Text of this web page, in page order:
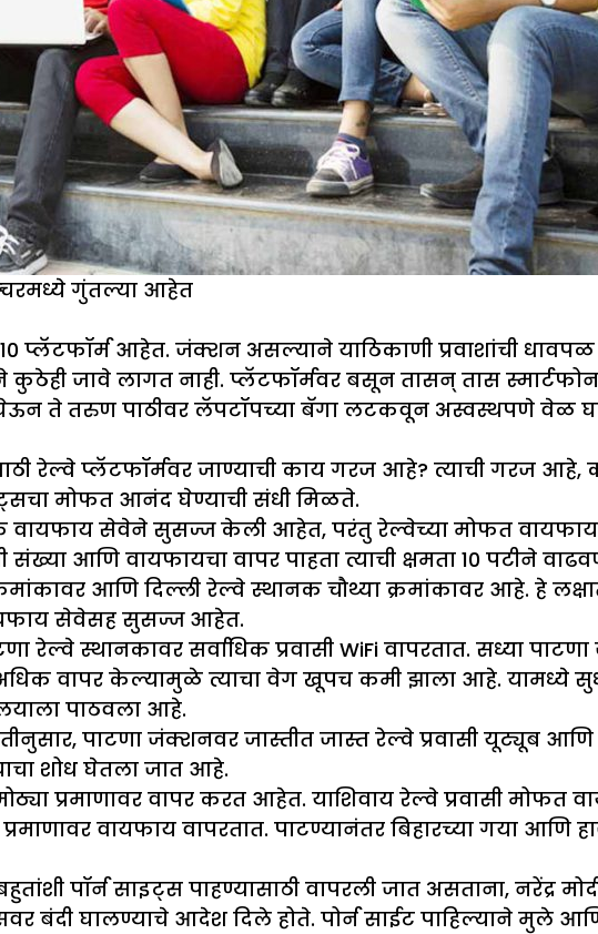
गुंतल्या आहेत
आहेत. जंक्शन असल्याने याठिकाणी प्रवाशांची
जावे लागत नाही. प्लॅटफॉर्मवर बसून तासन् तास
ते तरुण पाठीवर लॅपटॉपच्या बॅगा लटकवून अस्वस्थपणे वेळ
रेल्वे प्लॅटफॉर्मवर जाण्याची काय गरज आहे? त्याची गरज
मोफत आनंद घेण्याची संधी मिळते.
सेवेने सुसज्ज केली आहेत, परंतु रेल्वेच्या मोफत वायफाय
संख्या आणि वायफायचा वापर पाहता त्याची क्षमता 10 पटीने
आणि दिल्ली रेल्वे स्थानक चौथ्या क्रमांकावर आहे. हे
सेवेसह सुसज्ज आहेत.
रेल्वे स्थानकावर सर्वाधिक प्रवासी WiFi वापरतात. सध्या
वापर केल्यामुळे त्याचा वेग खूपच कमी झाला आहे. यामध्ये
पाठवला आहे.
पाटणा जंक्शनवर जास्तीत जास्त रेल्वे प्रवासी यूट्यूब
शोध घेतला जात आहे.
प्रमाणावर वापर करत आहेत. याशिवाय रेल्वे प्रवासी मोफत
प्रमाणावर वायफाय वापरतात. पाटण्यानंतर बिहारच्या गया
पॉर्न साइट्स पाहण्यासाठी वापरली जात असताना,
बंदी घालण्याचे आदेश दिले होते. पोर्न साईट पाहिल्याने